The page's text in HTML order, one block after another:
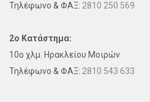
Τηλέφωνo & ΦΑΞ: 2810 250 569
2ο Κατάστημα:
10ο χλμ. Ηρακλείου Μοιρών
Τηλέφωνo & ΦΑΞ: 2810 543 633